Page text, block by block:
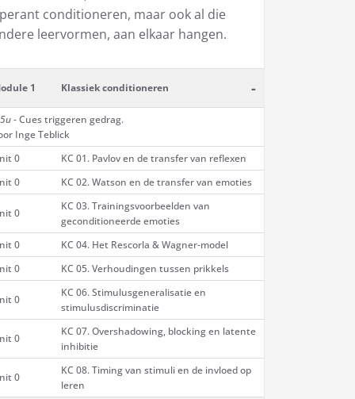
conditioneren, maar ook al die
leervormen, aan elkaar hangen.
1 Klassiek conditioneren -
-Cues triggeren gedrag.
Inge Teblick
0
KC 01. Pavlov en de transfer van reflexen
0
KC 02. Watson en de transfer van emoties
0
KC 03. Trainingsvoorbeelden van
geconditioneerde emoties
0
KC 04. Het Rescorla & Wagner-model
0
KC 05. Verhoudingen tussen prikkels
0
KC 06. Stimulusgeneralisatie en
stimulusdiscriminatie
0
KC 07. Overshadowing, blocking en latente
inhibitie
0
KC 08. Timing van stimuli en de invloed op
leren